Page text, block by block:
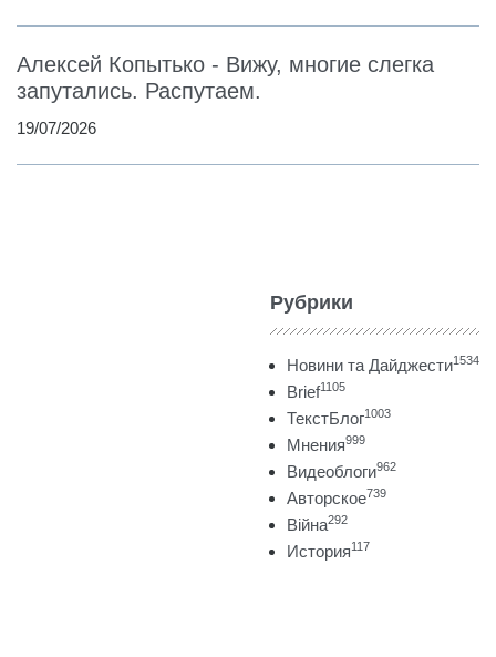
Алексей Копытько - Вижу, многие слегка
запутались. Распутаем.
19/07/2026
Рубрики
Новини та Дайджести1534
Brief1105
ТекстБлог1003
Мнения999
Видеоблоги962
Авторское739
Війна292
История117